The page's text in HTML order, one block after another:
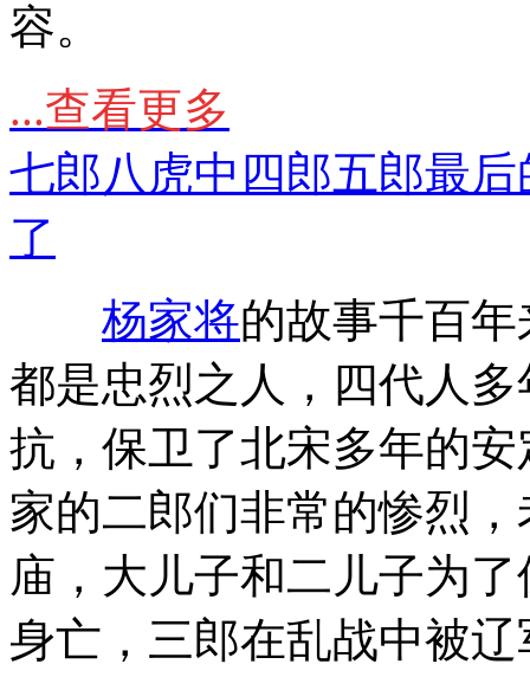
容。
...查看更多
七郎八虎中四郎五郎最
了
杨家将的故事千百
都是忠烈之人，四代人
抗，保卫了北宋多年的
家的二郎们非常的惨烈
庙，大儿子和二儿子为
身亡，三郎在乱战中被